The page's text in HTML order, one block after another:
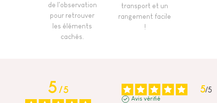
de l'observation
pour retrouver
les éléments
cachés.
transport et un
rangement facile
!
5/5 5/5
Avis vérifié